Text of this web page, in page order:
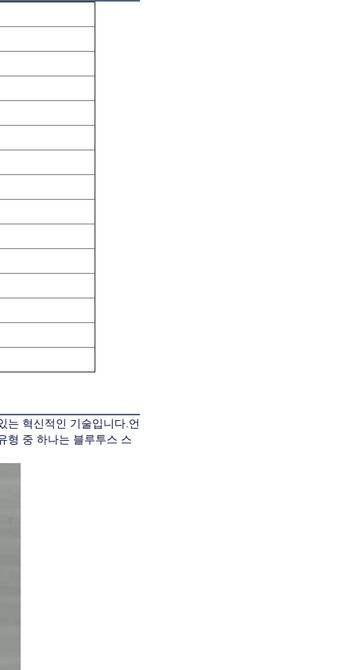
는 혁신적인 기술입니다.언
형 중 하나는 블루투스 스